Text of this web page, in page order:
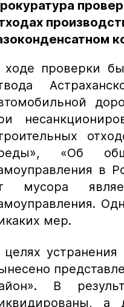
ходе проверки
«Об
в
мусора
мер.
целях
В
а